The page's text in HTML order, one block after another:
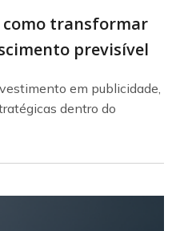
como transformar
previsível
em publicidade,
dentro do